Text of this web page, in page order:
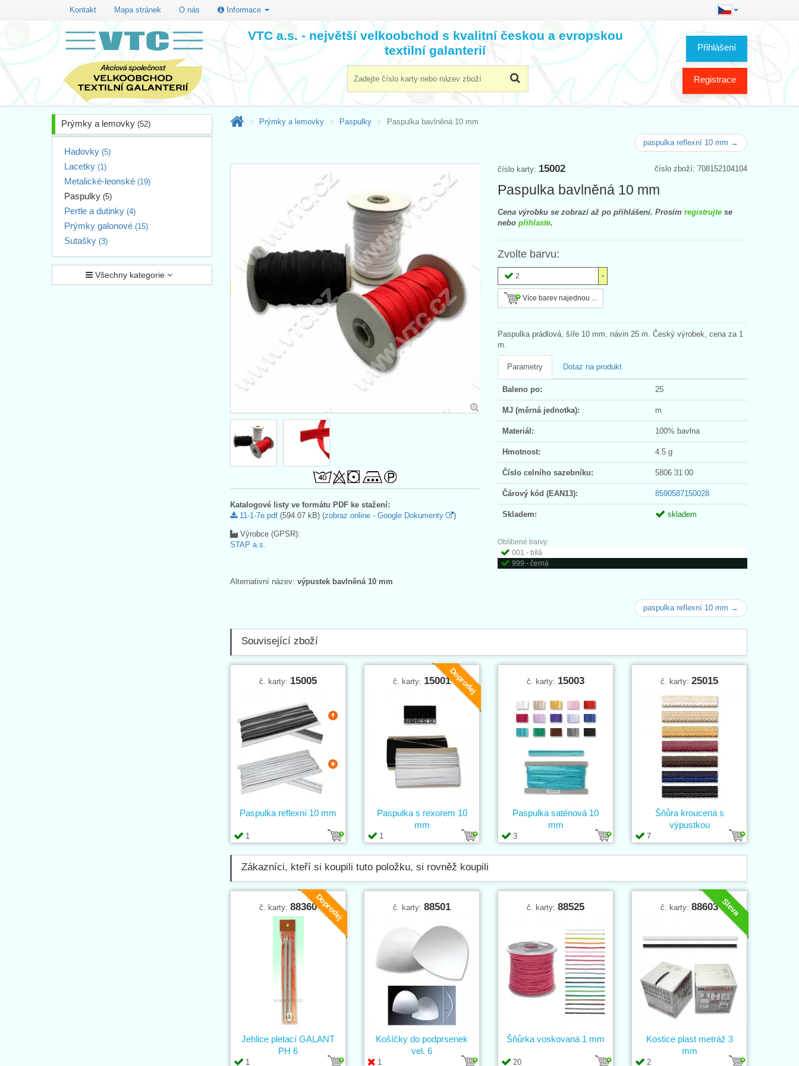
Kontakt Mapa stránek O nás Informace
Přihlášení
Registrace
VTC a.s. - největší velkoobchod s kvalitní českou a evropskou
textilní galanterií
Prýmky a lemovky (52)
Hadovky (5)
Lacetky (1)
Metalické-leonské (19)
Paspulky (5)
Pertle a dutinky (4)
Prýmky galonové (15)
Sutašky (3)
Všechny kategorie
Prýmky a lemovky Paspulky Paspulka bavlněná 10 mm
paspulka reflexní 10 mm →
číslo zboží: 708152104104
číslo karty: 15002
Paspulka bavlněná 10 mm
Cena výrobku se zobrazí až po přihlášení. Prosím registrujte se
nebo přihlaste.
Zvolte barvu:
2
Více barev najednou ...
Paspulka prádlová, šíře 10 mm, návin 25 m. Český výrobek, cena za 1
m.
Parametry Dotaz na produkt
Baleno po: 25
MJ (měrná jednotka): m
Materiál: 100% bavlna
Hmotnost: 4.5 g
Číslo celního sazebníku: 5806 31 00
Čárový kód (EAN13): 8590587150028
Skladem: skladem
Oblíbené barvy:
001 - bílá
999 - černá
Katalogové listy ve formátu PDF ke stažení:
11-1-7e.pdf (594.07 kB) (zobraz online - Google Dokumenty )
Výrobce (GPSR):
STAP a.s.
Alternativní název: výpustek bavlněná 10 mm
paspulka reflexní 10 mm →
Související zboží
č. karty: 15005
1
Paspulka reflexní 10 mm
Doprodej
č. karty: 15001
1
Paspulka s rexorem 10
mm
č. karty: 15003
3
Paspulka saténová 10
mm
č. karty: 25015
7
Šňůra kroucená s
výpustkou
Zákazníci, kteří si koupili tuto položku, si rovněž koupili
Doprodej
č. karty: 88360
1
Jehlice pletací GALANT
PH 6
č. karty: 88501
1
Košíčky do podprsenek
vel. 6
č. karty: 88525
20
Šňůrka voskovaná 1 mm
Sleva
č. karty: 88603
2
Kostice plast metráž 3
mm